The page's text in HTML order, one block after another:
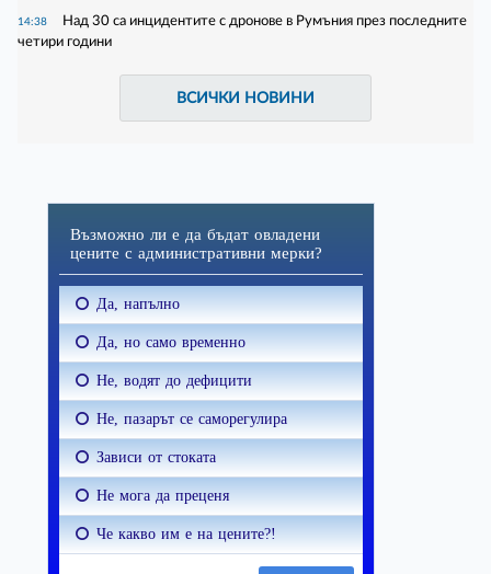
14:38
Над 30 са инцидентите с дронове в Румъния през последните
четири години
ВСИЧКИ НОВИНИ